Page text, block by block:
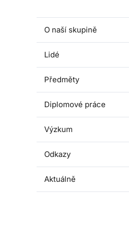
O naší skupině
Lidé
Předměty
Diplomové práce
Výzkum
Odkazy
Aktuálně